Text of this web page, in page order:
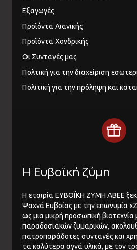
Εξαγωγές
Προϊόντα Λιανικής
Προϊόντα Χονδρικής
Οι Συνταγές μας
Πολτική για την διαχείριση
Πολιτική για την πρόληψη και
Η Ευβοϊκή ζύμη
Η εταιρία ΕΥΒΟΪΚΗ ΖΥΜΗ ΑΒΕΕ
Ψαχνά Ευβοίας με την επωνυμία
ως μια μικρή προσωπική
παραδοσιακών ζυμαρικών,
πατροπαράδοτες συνταγές και
τα καλύτερα αγνά υλικά, με τον